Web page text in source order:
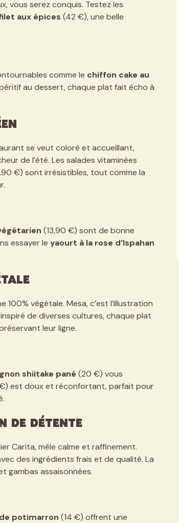
vous serez conquis. Testez les
aux épices (42 €), une belle
comme le chiffon cake au
au dessert, chaque plat fait écho à
se veut coloré et accueillant,
de l’été. Les salades vitaminées
€) sont irrésistibles, tout comme la
(13,90 €) sont de bonne
essayer le yaourt à la rose d’Ispahan
végétale. Mesa, c’est l’illustration
de diverses cultures, chaque plat
leur ligne.
shiitake pané (20 €) vous
est doux et réconfortant, parfait pour
de détente
Carita, mêle calme et raffinement.
des ingrédients frais et de qualité. La
gambas assaisonnées.
potimarron (14 €) offrent une